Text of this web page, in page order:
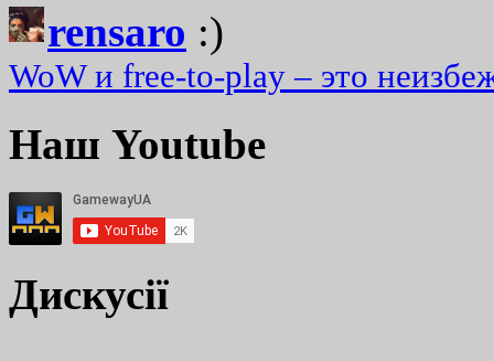
rensaro :)
WoW и free-to-play – это
Наш Youtube
Дискусії